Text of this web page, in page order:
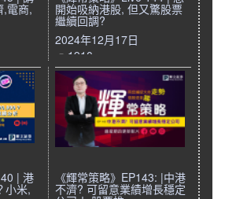
,電商, 開始吸納港股, 但又驚股票
繼續回調?
2024年12月17日
1910
| 港
小米,
《輝常策略》EP143: |中港
不濟? 可留意業績增長穩定